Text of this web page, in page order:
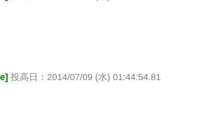
投高日：2014/07/09 (水) 01:44:54.81